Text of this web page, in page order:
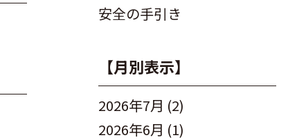
安全の手引き
【月別表示】
2026年7月 (2)
2026年6月 (1)